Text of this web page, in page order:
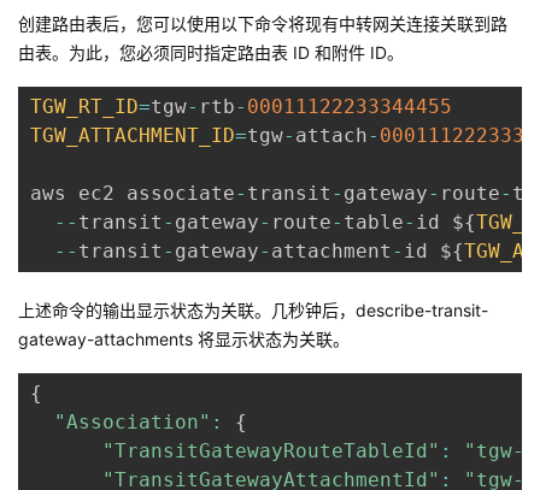
创建路由表后，您可以使用以下命令将现有中转网关连接关联到路
由表。为此，您必须同时指定路由表 ID 和附件 ID。
TGW_RT_ID=tgw- rtb- 00011122233344455
TGW_ATTACHMENT_ID=tgw- attach-
aws ec2 associate- transit - gateway- route-
-- transit - gateway- route- table- id ${
-- transit - gateway- attachment - id ${
上述命令的输出显示状态为关联。几秒钟后，describe-transit-
gateway-attachments 将显示状态为关联。
{
"Association" :
{
"TransitGatewayRouteTableId" :
"tgw-
"TransitGatewayAttachmentId" :
"tgw-